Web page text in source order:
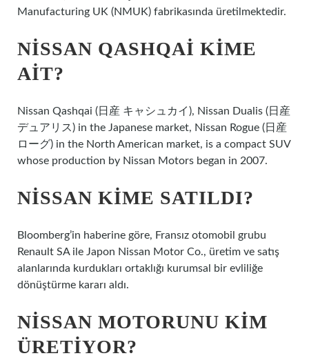
Manufacturing UK (NMUK) fabrikasında üretilmektedir.
NISSAN QASHQAI KIME
AIT?
Nissan Qashqai (日産 キャシュカイ), Nissan Dualis (日産
デュアリス) in the Japanese market, Nissan Rogue (日産
ローグ) in the North American market, is a compact SUV
whose production by Nissan Motors began in 2007.
NISSAN KIME SATILDI?
Bloomberg’in haberine göre, Fransız otomobil grubu
Renault SA ile Japon Nissan Motor Co., üretim ve satış
alanlarında kurdukları ortaklığı kurumsal bir evliliğe
dönüştürme kararı aldı.
NISSAN MOTORUNU KIM
ÜRETIYOR?